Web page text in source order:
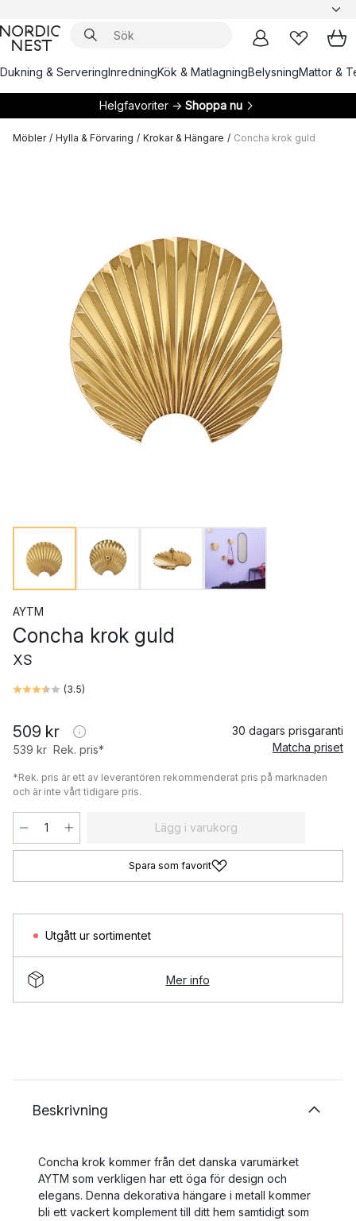
Dukning & ServeringInredningKök & MatlagningBelysningMattor &
Helgfavoriter → Shoppa nu
Möbler / Hylla & Förvaring / Krokar & Hängare / Concha krok guld
AYTM
Concha krok guld
XS
(3.5)
509 kr
539 kr Rek. pris*
30 dagars prisgaranti
Matcha priset
*Rek. pris är ett av leverantören rekommenderat pris på marknaden
och är inte vårt tidigare pris.
Lägg i varukorg
Spara som favorit
Utgått ur sortimentet
Mer info
Beskrivning
Concha krok kommer från det danska varumärket
AYTM som verkligen har ett öga för design och
elegans. Denna dekorativa hängare i metall kommer
bli ett vackert komplement till ditt hem samtidigt som